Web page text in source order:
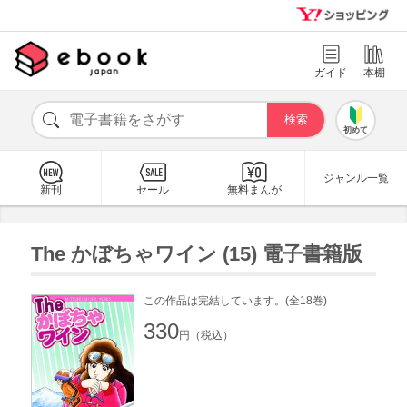
ガイド 本棚
初めて
新刊 セール 無料まんが
ジャンル一覧
The かぼちゃワイン (15) 電子書籍版
この作品は完結しています。(全18巻)
330円（税込）